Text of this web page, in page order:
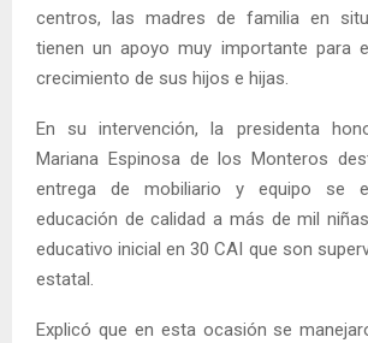
centros, las madres de familia en
tienen un apoyo muy importante para
crecimiento de sus hijos e hijas.
En su intervención, la presidenta
Mariana Espinosa de los Monteros
entrega de mobiliario y equipo se
educación de calidad a más de mil
educativo inicial en 30 CAI que son
estatal.
Explicó que en esta ocasión se